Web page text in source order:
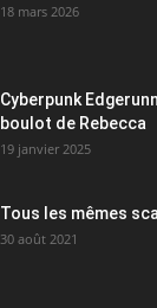
18 mars 2026
Cyberpunk
boulot de Rebecca
19 janvier 2025
Tous les mêmes
30 août 2021